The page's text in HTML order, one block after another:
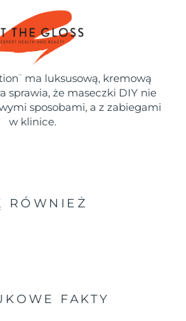
™
ma luksusową, kremową
sprawia, że maseczki DIY nie
sposobami, a z zabiegami
w klinice.
RÓWNIEŻ
FAKTY